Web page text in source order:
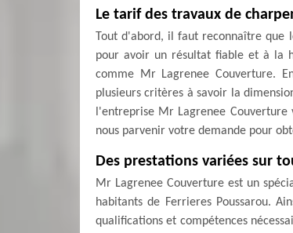
Le tarif des travaux de
Tout d'abord, il faut reconnaître que
pour avoir un résultat fiable et à la
comme Mr Lagrenee Couverture.
plusieurs critères à savoir la
l'entreprise Mr Lagrenee
nous parvenir votre demande pour
Des prestations variées sur
Mr Lagrenee Couverture est un
habitants de Ferrieres Poussarou.
qualifications et compétences